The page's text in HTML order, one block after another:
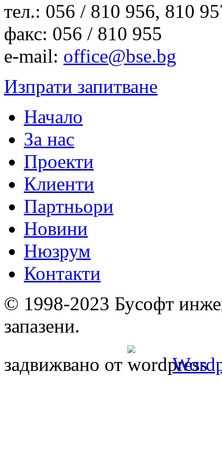
тел.: 056 / 810 956, 810
факс: 056 / 810 955
e-mail: office@bse.bg
Изпрати запитване
Начало
За нас
Проекти
Клиенти
Партньори
Новини
Нюзрум
Контакти
© 1998-2023 Бусофт
запазени.
задвижвано от